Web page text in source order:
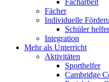
Facharbeit
Fächer
Individuelle
Schüler
Integration
Mehr als Unterricht
Aktivitäten
Sporthelfer
Cambridge